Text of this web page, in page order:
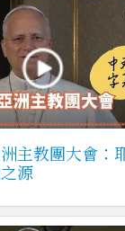
主教團大會：
源